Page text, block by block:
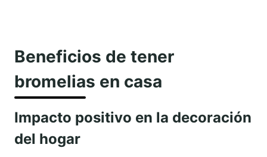
Beneficios de tener
bromelias en casa
Impacto positivo en la decoración
del hogar